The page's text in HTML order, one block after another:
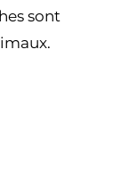
sont